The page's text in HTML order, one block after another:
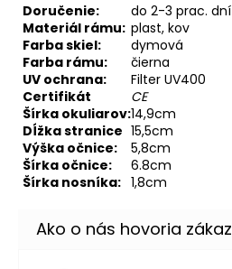
Doručenie:
do 2-3 prac. dní
Materiál rámu: plast, kov
Farba skiel:
dymová
Farba rámu:
čierna
UV ochrana:
Filter UV400
Certifikát
CE
Šírka okuliarov:14,9cm
Dĺžka stranice 15,5cm
Výška očnice:
5,8cm
Šírka očnice:
6.8cm
Šírka nosníka: 1,8cm